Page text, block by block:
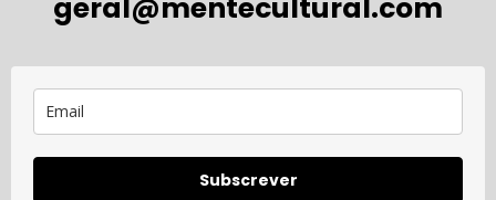
geral@mentecultural.com
Subscrever